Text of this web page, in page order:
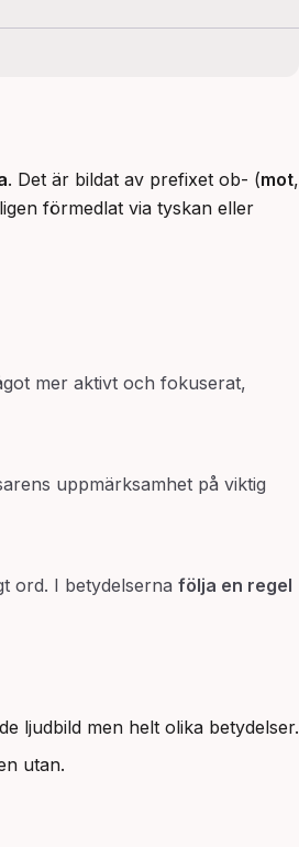
. Det är bildat av prefixet ob- (mot
förmedlat via tyskan eller
mer aktivt och fokuserat,
uppmärksamhet på viktig
ord. I betydelserna följa en regel
ljudbild men helt olika betydelser.
utan.